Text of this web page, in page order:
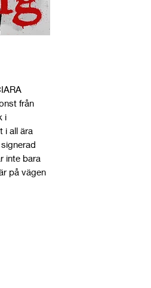
från
i
i all ära
inte bara
på vägen